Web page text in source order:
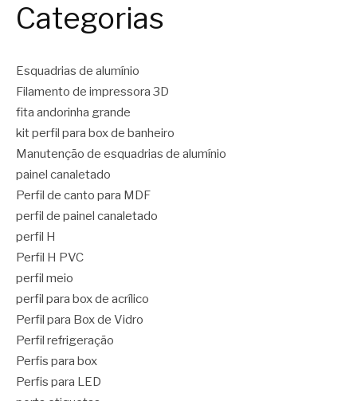
Categorias
Esquadrias de alumínio
Filamento de impressora 3D
fita andorinha grande
kit perfil para box de banheiro
Manutenção de esquadrias de alumínio
painel canaletado
Perfil de canto para MDF
perfil de painel canaletado
perfil H
Perfil H PVC
perfil meio
perfil para box de acrílico
Perfil para Box de Vidro
Perfil refrigeração
Perfis para box
Perfis para LED